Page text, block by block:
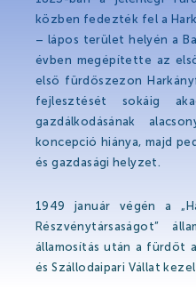
Hírek
Események
Galéria
Rólunk mondták
Partnerek
Gyógyfürdő
közben fedezték fel a
– lápos terület helyén a
évben megépítette az
első fürdőszezon
fejlesztését sokáig
gazdálkodásának
koncepció hiánya, majd
és gazdasági helyzet.
1949 január végén a
Részvénytársaságot”
államosítás után a fürdőt
és Szállodaipari Vállat